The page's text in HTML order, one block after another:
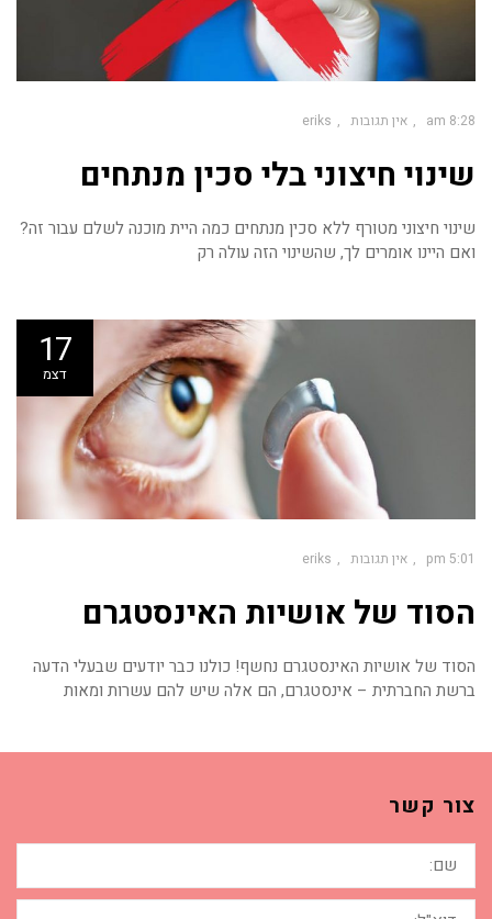
8:28 am אין תגובות eriks
שינוי חיצוני בלי סכין מנתחים
שינוי חיצוני מטורף ללא סכין מנתחים כמה היית מוכנה לשלם עבור זה?
ואם היינו אומרים לך, שהשינוי הזה עולה רק
17
דצמ
5:01 pm אין תגובות eriks
הסוד של אושיות האינסטגרם
הסוד של אושיות האינסטגרם נחשף! כולנו כבר יודעים שבעלי הדעה
ברשת החברתית – אינסטגרם, הם אלה שיש להם עשרות ומאות
צור קשר
שם:
דוא"ל: